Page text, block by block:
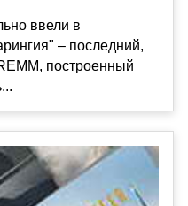
ввели в
– последний,
построенный